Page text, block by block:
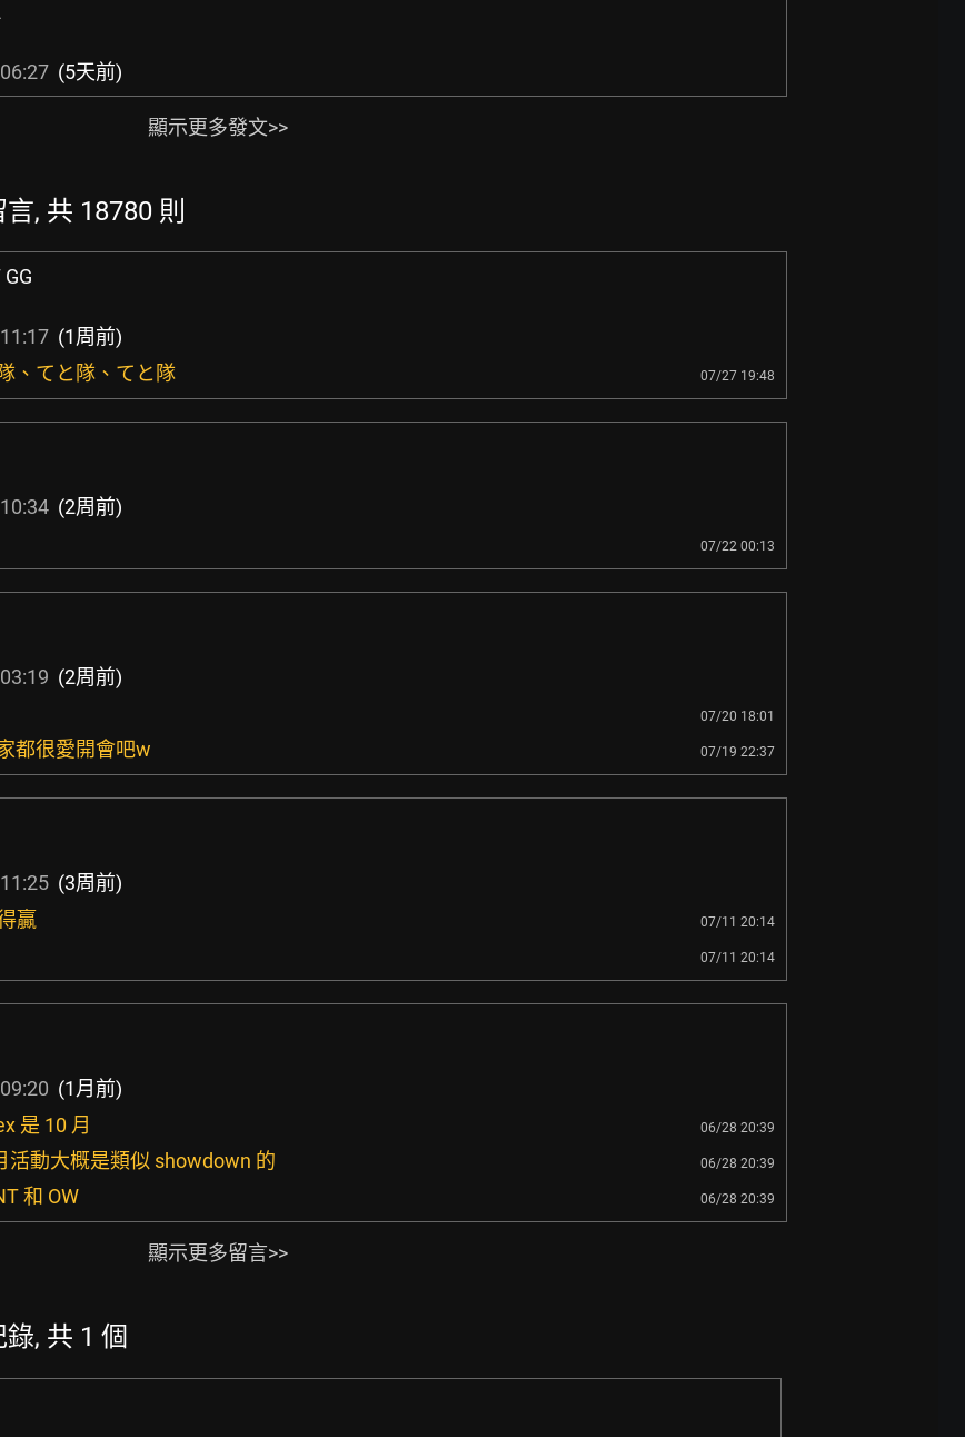
(5天前)
顯示更多發文>>
, 共 18780 則
(1周前)
、てと隊、てと隊 07/27 19:48
(2周前)
07/22 00:13
(2周前)
07/20 18:01
都很愛開會吧w 07/19 22:37
(3周前)
贏 07/11 20:14
07/11 20:14
(1月前)
是 10 月 06/28 20:39
活動大概是類似 showdown 的 06/28 20:39
和 OW 06/28 20:39
顯示更多留言>>
, 共 1 個